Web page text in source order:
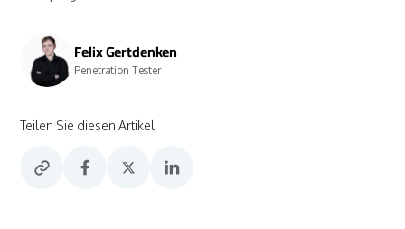
Felix Gertdenken
Penetration Tester
Teilen Sie diesen Artikel